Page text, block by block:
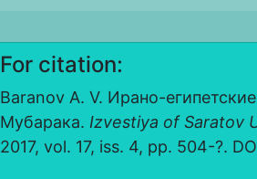
For citation:
Baranov A. V. Ирано-
Мубарака. Izvestiya of Saratov
2017, vol. 17, iss. 4, pp. 504-?.